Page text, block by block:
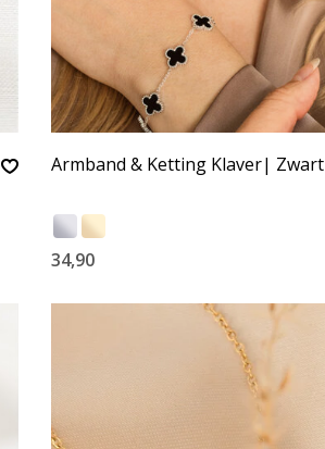
Armband & Ketting Klaver| Zwart
34,90